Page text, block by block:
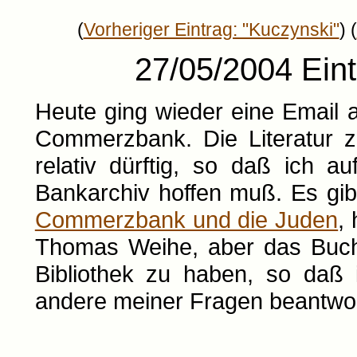
(Vorheriger Eintrag: "Kuczynski") (
27/05/2004
Heute ging wieder eine Email
Commerzbank. Die Literatur
relativ dürftig, so daß ich
Bankarchiv hoffen muß. Es
Commerzbank und die Juden,
Thomas Weihe, aber das
Bibliothek zu haben, so
andere meiner Fragen